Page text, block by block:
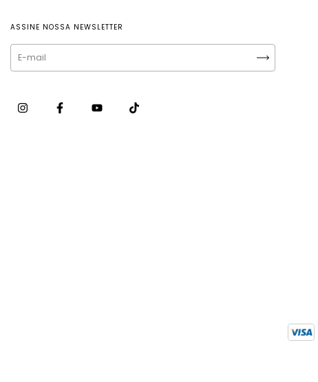
ASSINE NOSSA NEWSLETTER